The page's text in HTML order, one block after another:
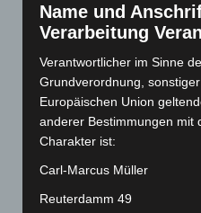
September 2025 (93)
August 2025(90)
Juli 2025(90)
Juni 2025 (103)
Mai 2025(112)
April 2025(88)
März 2025(111)
Februar 2025(96)
Name und
Verarbeitung
Verantwortlicher im Sinne
Grundverordnung,
Europäischen Union
anderer Bestimmungen mit
Charakter ist:
Carl-Marcus Müller
Reuterdamm 49